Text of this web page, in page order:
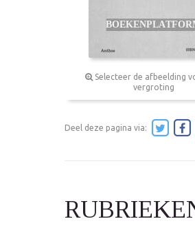
Selecteer de afbeelding
vergroting
Deel deze pagina via: